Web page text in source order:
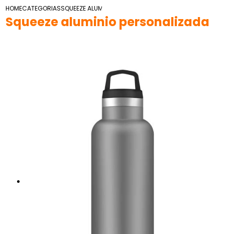
HOMECATEGORIASSQUEEZE ALUMINIO PERSONALIZADA
Squeeze aluminio personalizada